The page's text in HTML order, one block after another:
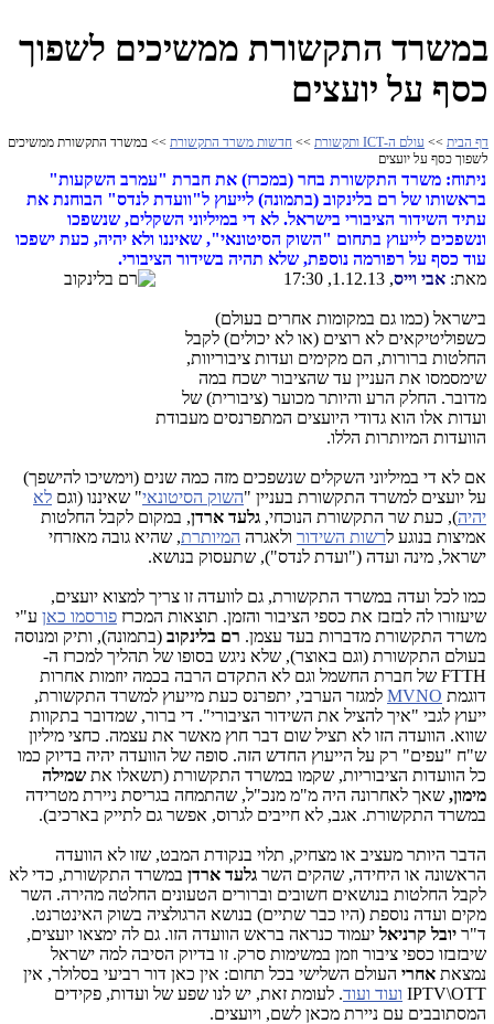
במשרד התקשורת ממשיכים לשפוך
כסף על יועצים
דף הבית >> עולם ה-ICT ותקשורת >> חדשות משרד התקשורת >> במשרד התקשורת ממשיכים
לשפוך כסף על יועצים
ניתוח: משרד התקשורת בחר (במכרז) את חברת "עמרב השקעות"
בראשותו של רם בלינקוב (בתמונה) לייעוץ ל"וועדת לנדס" הבוחנת את
עתיד השידור הציבורי בישראל. לא די במיליוני השקלים, שנשפכו
ונשפכים לייעוץ בתחום "השוק הסיטונאי", שאיננו ולא יהיה, כעת ישפכו
עוד כסף על רפורמה נוספת, שלא תהיה בשידור הציבורי.
מאת: אבי וייס, 1.12.13, 17:30
בישראל (כמו גם במקומות אחרים בעולם)
כשפוליטיקאים לא רוצים (או לא יכולים) לקבל
החלטות ברורות, הם מקימים ועדות ציבוריוות,
שימסמסו את העניין עד שהציבור ישכח במה
מדובר. החלק הרע והיותר מכוער (ציבורית) של
ועדות אלו הוא גדודי היועצים המתפרנסים מעבודת
הוועדות המיותרות הללו.
אם לא די במיליוני השקלים שנשפכים מזה כמה שנים (וימשיכו להישפך)
על יועצים למשרד התקשורת בעניין "השוק הסיטונאי" שאיננו (וגם לא
יהיה), כעת שר התקשורת הנוכחי, גלעד ארדן, במקום לקבל החלטות
אמיצות בנוגע לרשות השידור ולאגרה המיותרת, שהיא גובה מאזרחי
ישראל, מינה ועדה ("ועדת לנדס"), שתעסוק בנושא.
כמו לכל ועדה במשרד התקשורת, גם לוועדה זו צריך למצוא יועצים,
שיעזורו לה לבזבז את כספי הציבור והזמן. תוצאות המכרז פורסמו כאן ע"י
משרד התקשורת מדברות בעד עצמן. רם בלינקוב (בתמונה), ותיק ומנוסה
בעולם התקשורת (וגם באוצר), שלא ניגש בסופו של תהליך למכרז ה-
FTTH של חברת החשמל וגם לא התקדם הרבה בכמה יוזמות אחרות
דוגמת MVNO למגזר הערבי, יתפרנס כעת מייעוץ למשרד התקשורת,
ייעוץ לגבי "איך להציל את השידור הציבורי". די ברור, שמדובר בתקוות
שווא. הוועדה הזו לא תציל שום דבר חוץ מאשר את עצמה. כחצי מיליון
ש"ח "עפים" רק על הייעוץ החדש הזה. סופה של הוועדה יהיה בדיוק כמו
כל הוועדות הציבוריות, שקמו במשרד התקשורת (תשאלו את שמילה
מימון, שאך לאחרונה היה מ"מ מנכ"ל, שהתמחה בגריסת ניירת מטרידה
במשרד התקשורת. אגב, לא חייבים לגרוס, אפשר גם לתייק בארכיב).
הדבר היותר מעציב או מצחיק, תלוי בנקודת המבט, שזו לא הוועדה
הראשונה או היחידה, שהקים השר גלעד ארדן במשרד התקשורת, כדי לא
לקבל החלטות בנושאים חשובים וברורים הטעונים החלטה מהירה. השר
מקים ועדה נוספת (היו כבר שתיים) בנושא הרגולציה בשוק האינטרנט.
ד"ר יובל קרניאל יעמוד כנראה בראש הוועדה הזו. גם לה ימצאו יועצים,
שיבזבזו כספי ציבור וזמן במשימות סרק. זו בדיוק הסיבה למה ישראל
נמצאת אחרי העולם השלישי בכל תחום: אין כאן דור רביעי בסלולר, אין
IPTV\OTT ועוד ועוד. לעומת זאת, יש לנו שפע של ועדות, פקידים
המסתובבים עם ניירת מכאן לשם, ויועצים.